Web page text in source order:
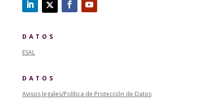
DATOS
ESAL
DATOS
Avisos legales/Política de Protección de Datos